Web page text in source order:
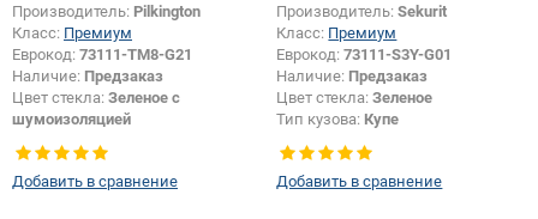
Производитель: Pilkington
Класс: Премиум
Еврокод: 73111-TM8-G21
Наличие: Предзаказ
Цвет стекла: Зеленое с
шумоизоляцией
Появление или изменение
шелкографии:Да
Добавить в сравнение
Производитель:Sekurit
Класс: Премиум
Еврокод:73111-S3Y-G01
Наличие: Предзаказ
Цвет стекла:Зеленое
Тип кузова: Купе
Добавить в сравнение